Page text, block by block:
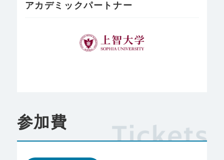
アカデミックパートナー
参加費